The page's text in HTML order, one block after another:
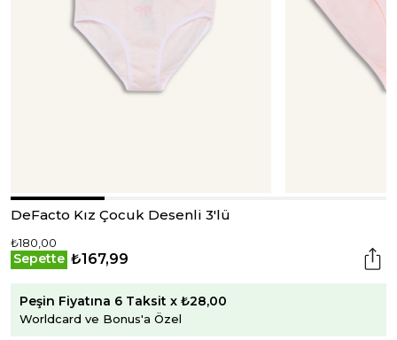
DeFacto Kız Çocuk Desenli 3'lü
₺180,00
Sepette ₺167,99
Peşin Fiyatına 6 Taksit x ₺28,00
Worldcard ve Bonus'a Özel